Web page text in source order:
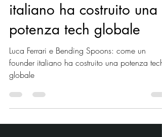
italiano ha costruito una
potenza tech globale
Luca Ferrari e Bending Spoons: come un
founder italiano ha costruito una potenza tech
globale